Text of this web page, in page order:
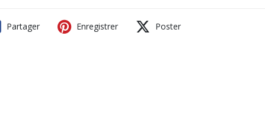
Partager Enregistrer Poster